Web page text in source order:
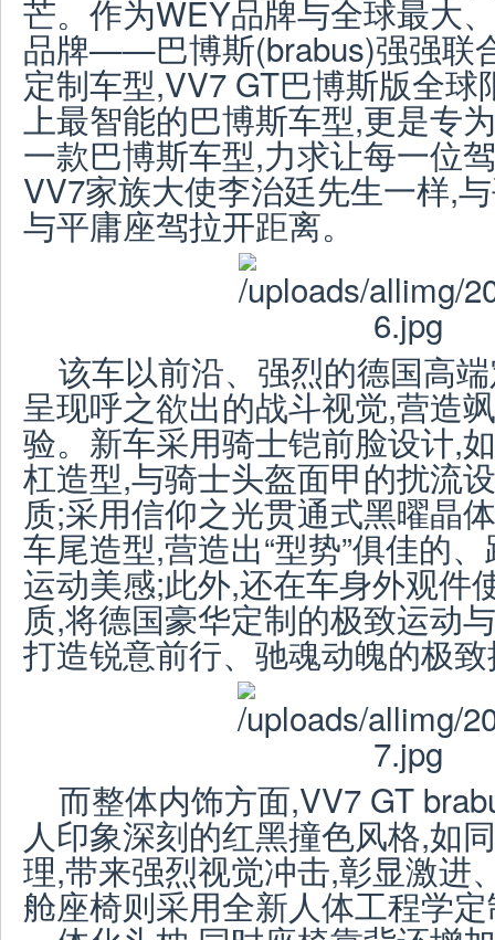
芒。作为WEY品牌与全球最大
品牌——巴博斯(brabus)强强联
定制车型,VV7 GT巴博斯版全球
上最智能的巴博斯车型,更是专
一款巴博斯车型,力求让每一位
VV7家族大使李治廷先生一样,
与平庸座驾拉开距离。
该车以前沿、强烈的德国高
呈现呼之欲出的战斗视觉,营造
验。新车采用骑士铠前脸设计,
杠造型,与骑士头盔面甲的扰流
质;采用信仰之光贯通式黑曜晶
车尾造型,营造出“型势”俱佳的
运动美感;此外,还在车身外观件
质,将德国豪华定制的极致运动
打造锐意前行、驰魂动魄的极
而整体内饰方面,VV7 GT
人印象深刻的红黑撞色风格,如
理,带来强烈视觉冲击,彰显激进
舱座椅则采用全新人体工程学